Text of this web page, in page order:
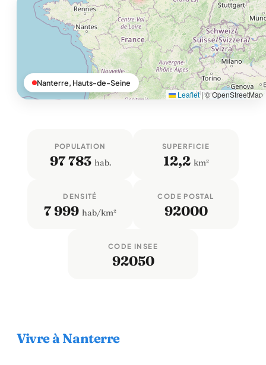
Leaflet |© OpenStreetMap
Nanterre, Hauts-de-Seine
POPULATION
97 783 hab.
SUPERFICIE
12,2 km²
DENSITÉ
7 999 hab/km²
CODE POSTAL
92000
CODE INSEE
92050
Vivre à Nanterre